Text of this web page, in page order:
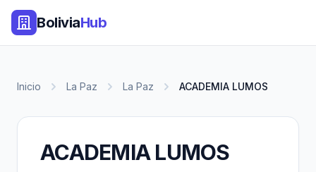
BoliviaHub
Inicio La Paz La Paz ACADEMIA LUMOS
ACADEMIA LUMOS